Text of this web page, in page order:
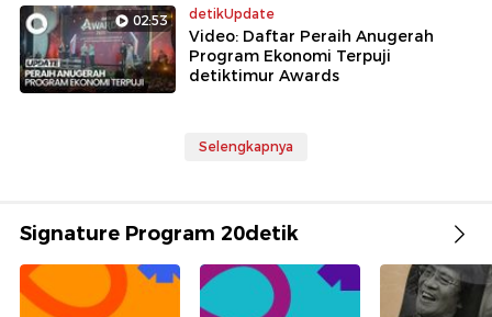
02:53 detikUpdate
Video: Daftar Peraih Anugerah
Program Ekonomi Terpuji
detiktimur Awards
Selengkapnya
Signature Program 20detik